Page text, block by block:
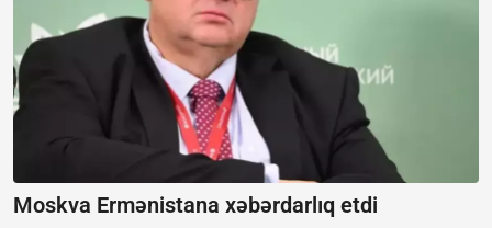
Moskva Ermənistana xəbərdarlıq etdi